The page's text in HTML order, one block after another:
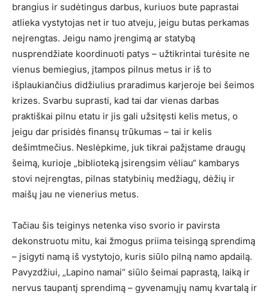
brangius ir sudėtingus darbus, kuriuos bute paprastai
atlieka vystytojas net ir tuo atveju, jeigu butas perkamas
neįrengtas. Jeigu namo įrengimą ar statybą
nusprendžiate koordinuoti patys – užtikrintai turėsite ne
vienus bemiegius, įtampos pilnus metus ir iš to
išplaukiančius didžiulius praradimus karjeroje bei šeimos
krizes. Svarbu suprasti, kad tai dar vienas darbas
praktiškai pilnu etatu ir jis gali užsitęsti kelis metus, o
jeigu dar prisidės finansų trūkumas – tai ir kelis
dešimtmečius. Neslėpkime, juk tikrai pažįstame draugų
šeimą, kurioje „biblioteką įsirengsim vėliau“ kambarys
stovi neįrengtas, pilnas statybinių medžiagų, dėžių ir
maišų jau ne vienerius metus.
Tačiau šis teiginys netenka viso svorio ir pavirsta
dekonstruotu mitu, kai žmogus priima teisingą sprendimą
– įsigyti namą iš vystytojo, kuris siūlo pilną namo apdailą.
Pavyzdžiui, „Lapino namai“ siūlo šeimai paprastą, laiką ir
nervus taupantį sprendimą – gyvenamųjų namų kvartalą ir